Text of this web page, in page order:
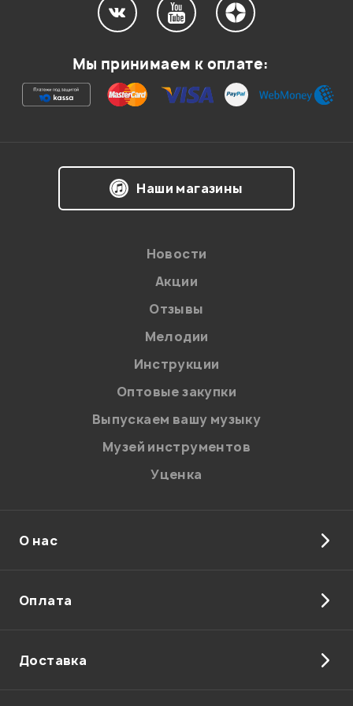
Ваша оценка:
на обработку персональных данных в
Политикой в отношении обработки
персональных данных.
Введите проверочное число:
Отправить
Мы принимаем к оплате:
Наши магазины
Новости
Акции
Отзывы
Мелодии
Инструкции
Оптовые закупки
Выпускаем вашу музыку
Музей инструментов
Уценка
О нас
Оплата
Доставка